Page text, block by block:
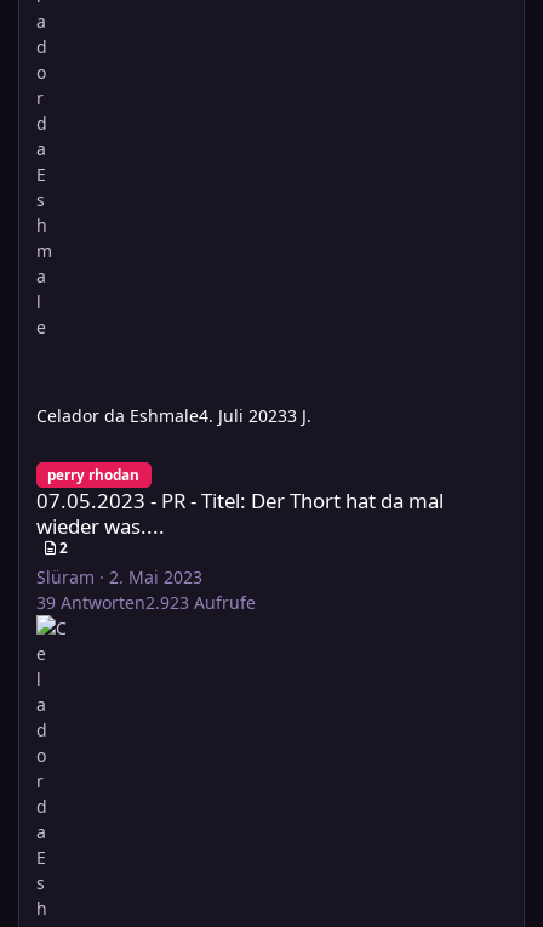
Celador da Eshmale4. Juli 20233 J.
07.05.2023 - PR - Titel: Der Thort hat da mal wieder was....
perry rhodan
07.05.2023 - PR - Titel: Der Thort hat da mal
wieder was....
2
Slüram · 2. Mai 2023
39 Antworten2.923 Aufrufe